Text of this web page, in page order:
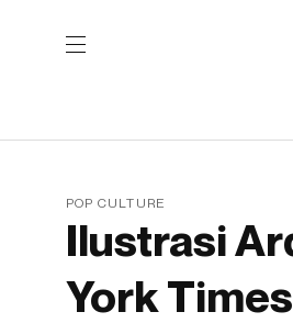
POP CULTURE
Ilustrasi
York Times